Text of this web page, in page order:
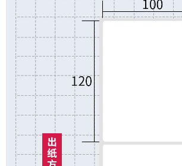
数码
办公用品
电脑、办公
打印耗材
日用百货
休闲娱乐